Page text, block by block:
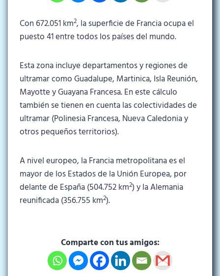
Con 672.051 km2, la superficie de Francia ocupa el
puesto 41 entre todos los países del mundo.
Esta zona incluye departamentos y regiones de
ultramar como Guadalupe, Martinica, Isla Reunión,
Mayotte y Guayana Francesa. En este cálculo
también se tienen en cuenta las colectividades de
ultramar (Polinesia Francesa, Nueva Caledonia y
otros pequeños territorios).
A nivel europeo, la Francia metropolitana es el
mayor de los Estados de la Unión Europea, por
delante de España (504.752 km2) y la Alemania
reunificada (356.755 km2).
Comparte con tus amigos: